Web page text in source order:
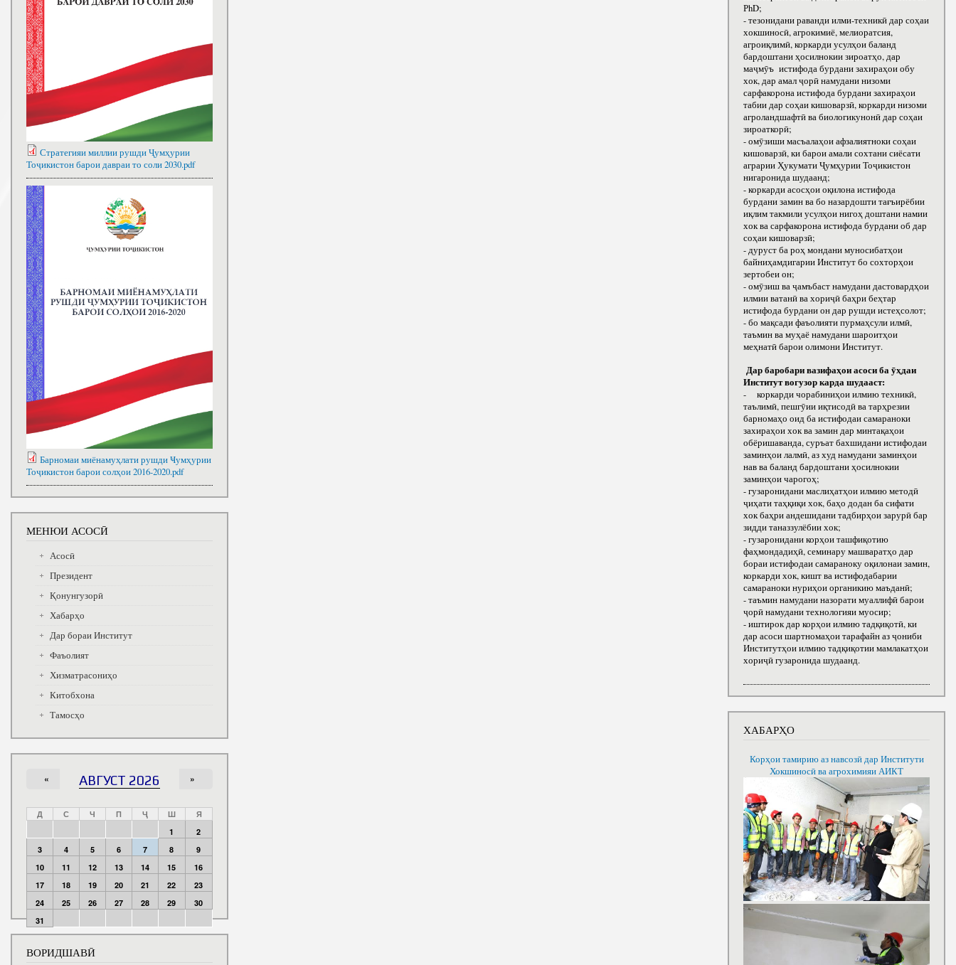
Стратегияи миллии рушди Ҷумҳурии
Тоҷикистон барои давраи то соли 2030.pdf
Барномаи миёнамуҳлати рушди Ҹумҳурии
Тоҷикистон барои солҳои 2016-2020.pdf
МЕНЮИ АСОСӢ
Асосӣ
Президент
Қонунгузорӣ
Хабарҳо
Дар бораи Институт
Фаъолият
Хизматрасониҳо
Китобхона
Тамосҳо
АВГУСТ 2026
« »
Д С Ч П Ҷ Ш
Я
1
2
3
4 5 6 7 8
9
10
11 12 13 14 15
16
17
18 19 20 21 22
23
24
25 26 27 28 29
30
31
ВОРИДШАВӢ
РhD;
- тезонидани раванди илми-техникӣ дар соҳаи
хокшиносӣ, агрокимиё, мелиоратсия,
агроиқлимӣ, коркарди усулҳои баланд
бардоштани ҳосилнокии зироатҳо, дар
маҷмӯъ истифода бурдани захираҳои обу
хок, дар амал ҷорӣ намудани низоми
сарфакорона истифода бурдани захираҳои
табии дар соҳаи кишоварзӣ, коркарди низоми
агроландшафтӣ ва биологикунонӣ дар соҳаи
зироаткорӣ;
- омӯзиши масъалаҳои афзалиятноки соҳаи
кишоварзӣ, ки барои амали сохтани сиёсати
аграрии Ҳукумати Ҷумҳурии Тоҷикистон
нигаронида шудаанд;
- коркарди асосҳои оқилона истифода
бурдани замин ва бо назардошти тағъирёбии
иқлим такмили усулҳои нигоҳ доштани намии
хок ва сарфакорона истифода бурдани об дар
соҳаи кишоварзӣ;
- дуруст ба роҳ мондани муносибатҳои
байниҳамдигарии Институт бо сохторҳои
зертобеи он;
- омӯзиш ва ҷамъбаст намудани дастовардҳои
илмии ватанӣ ва хориҷӣ баҳри беҳтар
истифода бурдани он дар рушди истеҳсолот;
- бо мақсади фаъолияти пурмаҳсули илмӣ,
таъмин ва муҳаё намудани шароитҳои
меҳнатӣ барои олимони Институт.
Дар баробари вазифаҳои асоси ба ӯҳдаи
Институт вогузор карда шудааст:
- коркарди чорабиниҳои илмию техникӣ,
таълимӣ, пешгӯии иқтисодӣ ва тарҳрезии
барномаҳо оид ба истифодаи самараноки
захираҳои хок ва замин дар минтақаҳои
обёришаванда, суръат бахшидани истифодаи
заминҳои лалмӣ, аз худ намудани заминҳои
нав ва баланд бардоштани ҳосилнокии
заминҳои чарогоҳ;
- гузаронидани маслиҳатҳои илмию методӣ
ҷиҳати таҳқиқи хок, баҳо додан ба сифати
хок баҳри андешидани тадбирҳои зарурӣ бар
зидди таназзулёбии хок;
- гузаронидани корҳои ташфиқотию
фаҳмондадиҳӣ, семинару машваратҳо дар
бораи истифодаи самараноку оқилонаи замин,
коркарди хок, кишт ва истифодабарии
самараноки нуриҳои органикию маъданӣ;
- таъмин намудани назорати муаллифӣ барои
ҷорӣ намудани технологияи муосир;
- иштирок дар корҳои илмию тадқиқотӣ, ки
дар асоси шартномаҳои тарафайн аз ҷониби
Институтҳои илмию тадқиқотии мамлакатҳои
хориҷӣ гузаронида шудаанд.
ХАБАРҲО
Корҳои тамирию аз навсозӣ дар Институти
Хокшиносӣ ва агрохимияи АИКТ